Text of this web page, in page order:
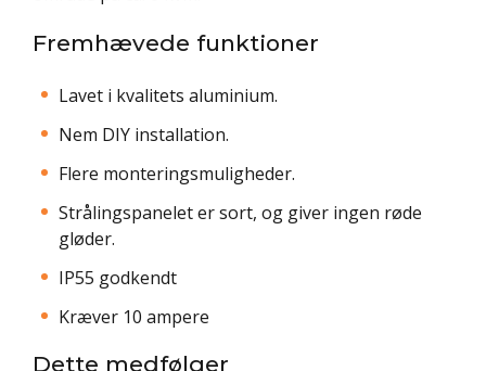
Fremhævede funktioner
Lavet i kvalitets aluminium.
Nem DIY installation.
Flere monteringsmuligheder.
Strålingspanelet er sort, og giver ingen røde
gløder.
IP55 godkendt
Kræver 10 ampere
Dette medfølger